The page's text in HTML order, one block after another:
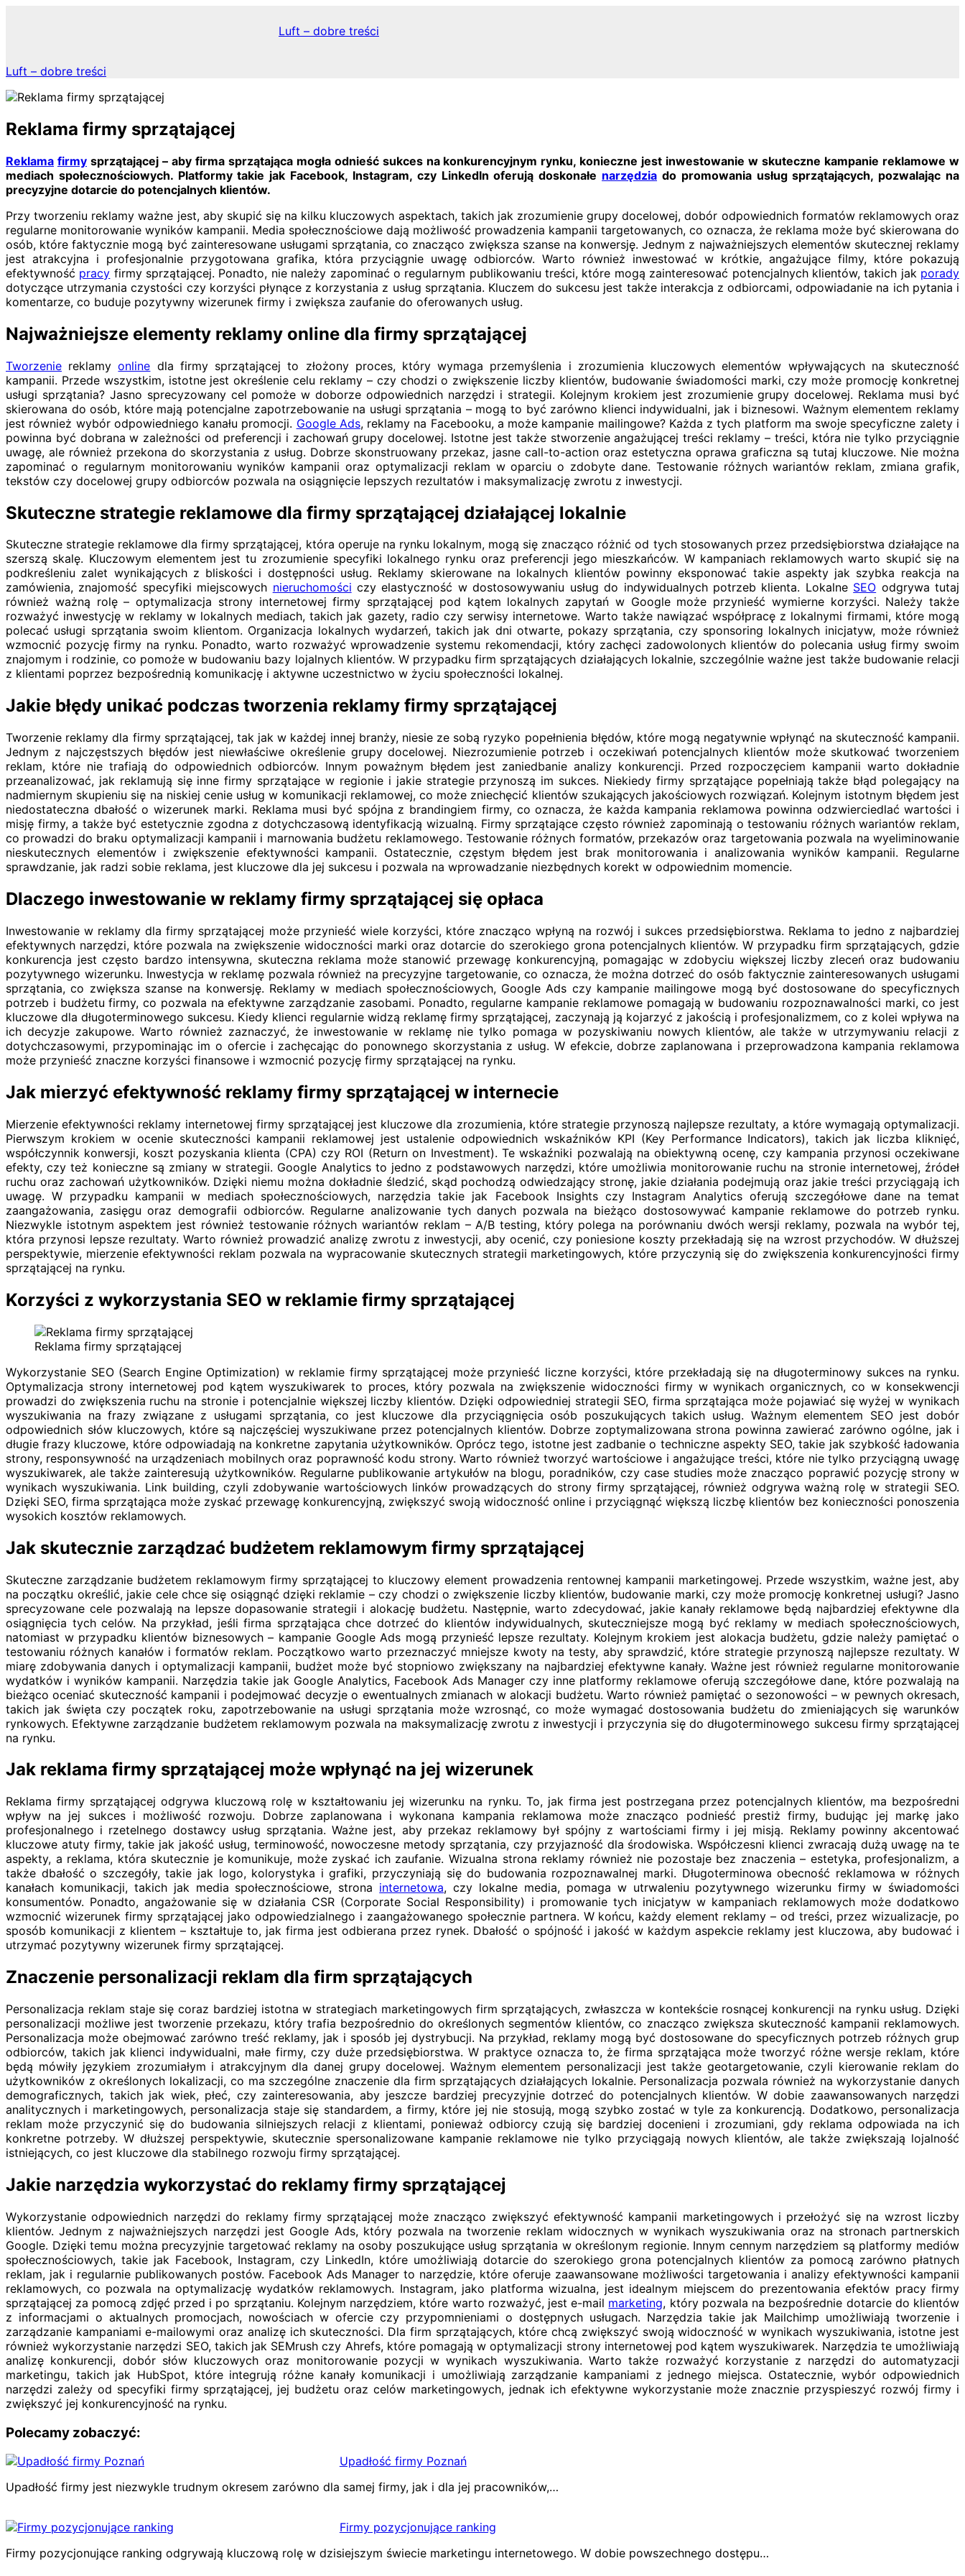
Luft – dobre treści
Luft – dobre treści
Reklama firmy sprzątającej
Reklama firmysprzątającej – aby firma sprzątająca mogła odnieść sukces na konkurencyjnym rynku, konieczne jest inwestowanie w skuteczne kampanie reklamowe w
mediach społecznościowych. Platformy takie jak Facebook, Instagram, czy LinkedIn oferują doskonałe narzędzia do promowania usług sprzątających, pozwalając na
precyzyjne dotarcie do potencjalnych klientów.
Przy tworzeniu reklamy ważne jest, aby skupić się na kilku kluczowych aspektach, takich jak zrozumienie grupy docelowej, dobór odpowiednich formatów reklamowych oraz
regularne monitorowanie wyników kampanii. Media społecznościowe dają możliwość prowadzenia kampanii targetowanych, co oznacza, że reklama może być skierowana do
osób, które faktycznie mogą być zainteresowane usługami sprzątania, co znacząco zwiększa szanse na konwersję. Jednym z najważniejszych elementów skutecznej reklamy
jest atrakcyjna i profesjonalnie przygotowana grafika, która przyciągnie uwagę odbiorców. Warto również inwestować w krótkie, angażujące filmy, które pokazują
efektywność pracy firmy sprzątającej. Ponadto, nie należy zapominać o regularnym publikowaniu treści, które mogą zainteresować potencjalnych klientów, takich jak porady
dotyczące utrzymania czystości czy korzyści płynące z korzystania z usług sprzątania. Kluczem do sukcesu jest także interakcja z odbiorcami, odpowiadanie na ich pytania i
komentarze, co buduje pozytywny wizerunek firmy i zwiększa zaufanie do oferowanych usług.
Najważniejsze elementy reklamy online dla firmy sprzątającej
Tworzenie reklamyonline dla firmy sprzątającej to złożony proces, który wymaga przemyślenia i zrozumienia kluczowych elementów wpływających na skuteczność
kampanii. Przede wszystkim, istotne jest określenie celu reklamy – czy chodzi o zwiększenie liczby klientów, budowanie świadomości marki, czy może promocję konkretnej
usługi sprzątania? Jasno sprecyzowany cel pomoże w doborze odpowiednich narzędzi i strategii. Kolejnym krokiem jest zrozumienie grupy docelowej. Reklama musi być
skierowana do osób, które mają potencjalne zapotrzebowanie na usługi sprzątania – mogą to być zarówno klienci indywidualni, jak i biznesowi. Ważnym elementem reklamy
jest również wybór odpowiedniego kanału promocji. Google Ads, reklamy na Facebooku, a może kampanie mailingowe? Każda z tych platform ma swoje specyficzne zalety i
powinna być dobrana w zależności od preferencji i zachowań grupy docelowej. Istotne jest także stworzenie angażującej treści reklamy – treści, która nie tylko przyciągnie
uwagę, ale również przekona do skorzystania z usług. Dobrze skonstruowany przekaz, jasne call-to-action oraz estetyczna oprawa graficzna są tutaj kluczowe. Nie można
zapominać o regularnym monitorowaniu wyników kampanii oraz optymalizacji reklam w oparciu o zdobyte dane. Testowanie różnych wariantów reklam, zmiana grafik,
tekstów czy docelowej grupy odbiorców pozwala na osiągnięcie lepszych rezultatów i maksymalizację zwrotu z inwestycji.
Skuteczne strategie reklamowe dla firmy sprzątającej działającej lokalnie
Skuteczne strategie reklamowe dla firmy sprzątającej, która operuje na rynku lokalnym, mogą się znacząco różnić od tych stosowanych przez przedsiębiorstwa działające na
szerszą skalę. Kluczowym elementem jest tu zrozumienie specyfiki lokalnego rynku oraz preferencji jego mieszkańców. W kampaniach reklamowych warto skupić się na
podkreśleniu zalet wynikających z bliskości i dostępności usług. Reklamy skierowane na lokalnych klientów powinny eksponować takie aspekty jak szybka reakcja na
zamówienia, znajomość specyfiki miejscowych nieruchomości czy elastyczność w dostosowywaniu usług do indywidualnych potrzeb klienta. Lokalne SEO odgrywa tutaj
również ważną rolę – optymalizacja strony internetowej firmy sprzątającej pod kątem lokalnych zapytań w Google może przynieść wymierne korzyści. Należy także
rozważyć inwestycję w reklamy w lokalnych mediach, takich jak gazety, radio czy serwisy internetowe. Warto także nawiązać współpracę z lokalnymi firmami, które mogą
polecać usługi sprzątania swoim klientom. Organizacja lokalnych wydarzeń, takich jak dni otwarte, pokazy sprzątania, czy sponsoring lokalnych inicjatyw, może również
wzmocnić pozycję firmy na rynku. Ponadto, warto rozważyć wprowadzenie systemu rekomendacji, który zachęci zadowolonych klientów do polecania usług firmy swoim
znajomym i rodzinie, co pomoże w budowaniu bazy lojalnych klientów. W przypadku firm sprzątających działających lokalnie, szczególnie ważne jest także budowanie relacji
z klientami poprzez bezpośrednią komunikację i aktywne uczestnictwo w życiu społeczności lokalnej.
Jakie błędy unikać podczas tworzenia reklamy firmy sprzątającej
Tworzenie reklamy dla firmy sprzątającej, tak jak w każdej innej branży, niesie ze sobą ryzyko popełnienia błędów, które mogą negatywnie wpłynąć na skuteczność kampanii.
Jednym z najczęstszych błędów jest niewłaściwe określenie grupy docelowej. Niezrozumienie potrzeb i oczekiwań potencjalnych klientów może skutkować tworzeniem
reklam, które nie trafiają do odpowiednich odbiorców. Innym poważnym błędem jest zaniedbanie analizy konkurencji. Przed rozpoczęciem kampanii warto dokładnie
przeanalizować, jak reklamują się inne firmy sprzątające w regionie i jakie strategie przynoszą im sukces. Niekiedy firmy sprzątające popełniają także błąd polegający na
nadmiernym skupieniu się na niskiej cenie usług w komunikacji reklamowej, co może zniechęcić klientów szukających jakościowych rozwiązań. Kolejnym istotnym błędem jest
niedostateczna dbałość o wizerunek marki. Reklama musi być spójna z brandingiem firmy, co oznacza, że każda kampania reklamowa powinna odzwierciedlać wartości i
misję firmy, a także być estetycznie zgodna z dotychczasową identyfikacją wizualną. Firmy sprzątające często również zapominają o testowaniu różnych wariantów reklam,
co prowadzi do braku optymalizacji kampanii i marnowania budżetu reklamowego. Testowanie różnych formatów, przekazów oraz targetowania pozwala na wyeliminowanie
nieskutecznych elementów i zwiększenie efektywności kampanii. Ostatecznie, częstym błędem jest brak monitorowania i analizowania wyników kampanii. Regularne
sprawdzanie, jak radzi sobie reklama, jest kluczowe dla jej sukcesu i pozwala na wprowadzanie niezbędnych korekt w odpowiednim momencie.
Dlaczego inwestowanie w reklamy firmy sprzątającej się opłaca
Inwestowanie w reklamy dla firmy sprzątającej może przynieść wiele korzyści, które znacząco wpłyną na rozwój i sukces przedsiębiorstwa. Reklama to jedno z najbardziej
efektywnych narzędzi, które pozwala na zwiększenie widoczności marki oraz dotarcie do szerokiego grona potencjalnych klientów. W przypadku firm sprzątających, gdzie
konkurencja jest często bardzo intensywna, skuteczna reklama może stanowić przewagę konkurencyjną, pomagając w zdobyciu większej liczby zleceń oraz budowaniu
pozytywnego wizerunku. Inwestycja w reklamę pozwala również na precyzyjne targetowanie, co oznacza, że można dotrzeć do osób faktycznie zainteresowanych usługami
sprzątania, co zwiększa szanse na konwersję. Reklamy w mediach społecznościowych, Google Ads czy kampanie mailingowe mogą być dostosowane do specyficznych
potrzeb i budżetu firmy, co pozwala na efektywne zarządzanie zasobami. Ponadto, regularne kampanie reklamowe pomagają w budowaniu rozpoznawalności marki, co jest
kluczowe dla długoterminowego sukcesu. Kiedy klienci regularnie widzą reklamę firmy sprzątającej, zaczynają ją kojarzyć z jakością i profesjonalizmem, co z kolei wpływa na
ich decyzje zakupowe. Warto również zaznaczyć, że inwestowanie w reklamę nie tylko pomaga w pozyskiwaniu nowych klientów, ale także w utrzymywaniu relacji z
dotychczasowymi, przypominając im o ofercie i zachęcając do ponownego skorzystania z usług. W efekcie, dobrze zaplanowana i przeprowadzona kampania reklamowa
może przynieść znaczne korzyści finansowe i wzmocnić pozycję firmy sprzątającej na rynku.
Jak mierzyć efektywność reklamy firmy sprzątającej w internecie
Mierzenie efektywności reklamy internetowej firmy sprzątającej jest kluczowe dla zrozumienia, które strategie przynoszą najlepsze rezultaty, a które wymagają optymalizacji.
Pierwszym krokiem w ocenie skuteczności kampanii reklamowej jest ustalenie odpowiednich wskaźników KPI (Key Performance Indicators), takich jak liczba kliknięć,
współczynnik konwersji, koszt pozyskania klienta (CPA) czy ROI (Return on Investment). Te wskaźniki pozwalają na obiektywną ocenę, czy kampania przynosi oczekiwane
efekty, czy też konieczne są zmiany w strategii. Google Analytics to jedno z podstawowych narzędzi, które umożliwia monitorowanie ruchu na stronie internetowej, źródeł
ruchu oraz zachowań użytkowników. Dzięki niemu można dokładnie śledzić, skąd pochodzą odwiedzający stronę, jakie działania podejmują oraz jakie treści przyciągają ich
uwagę. W przypadku kampanii w mediach społecznościowych, narzędzia takie jak Facebook Insights czy Instagram Analytics oferują szczegółowe dane na temat
zaangażowania, zasięgu oraz demografii odbiorców. Regularne analizowanie tych danych pozwala na bieżąco dostosowywać kampanie reklamowe do potrzeb rynku.
Niezwykle istotnym aspektem jest również testowanie różnych wariantów reklam – A/B testing, który polega na porównaniu dwóch wersji reklamy, pozwala na wybór tej,
która przynosi lepsze rezultaty. Warto również prowadzić analizę zwrotu z inwestycji, aby ocenić, czy poniesione koszty przekładają się na wzrost przychodów. W dłuższej
perspektywie, mierzenie efektywności reklam pozwala na wypracowanie skutecznych strategii marketingowych, które przyczynią się do zwiększenia konkurencyjności firmy
sprzątającej na rynku.
Korzyści z wykorzystania SEO w reklamie firmy sprzątającej
Reklama firmy sprzątającej
Wykorzystanie SEO (Search Engine Optimization) w reklamie firmy sprzątającej może przynieść liczne korzyści, które przekładają się na długoterminowy sukces na rynku.
Optymalizacja strony internetowej pod kątem wyszukiwarek to proces, który pozwala na zwiększenie widoczności firmy w wynikach organicznych, co w konsekwencji
prowadzi do zwiększenia ruchu na stronie i potencjalnie większej liczby klientów. Dzięki odpowiedniej strategii SEO, firma sprzątająca może pojawiać się wyżej w wynikach
wyszukiwania na frazy związane z usługami sprzątania, co jest kluczowe dla przyciągnięcia osób poszukujących takich usług. Ważnym elementem SEO jest dobór
odpowiednich słów kluczowych, które są najczęściej wyszukiwane przez potencjalnych klientów. Dobrze zoptymalizowana strona powinna zawierać zarówno ogólne, jak i
długie frazy kluczowe, które odpowiadają na konkretne zapytania użytkowników. Oprócz tego, istotne jest zadbanie o techniczne aspekty SEO, takie jak szybkość ładowania
strony, responsywność na urządzeniach mobilnych oraz poprawność kodu strony. Warto również tworzyć wartościowe i angażujące treści, które nie tylko przyciągną uwagę
wyszukiwarek, ale także zainteresują użytkowników. Regularne publikowanie artykułów na blogu, poradników, czy case studies może znacząco poprawić pozycję strony w
wynikach wyszukiwania. Link building, czyli zdobywanie wartościowych linków prowadzących do strony firmy sprzątającej, również odgrywa ważną rolę w strategii SEO.
Dzięki SEO, firma sprzątająca może zyskać przewagę konkurencyjną, zwiększyć swoją widoczność online i przyciągnąć większą liczbę klientów bez konieczności ponoszenia
wysokich kosztów reklamowych.
Jak skutecznie zarządzać budżetem reklamowym firmy sprzątającej
Skuteczne zarządzanie budżetem reklamowym firmy sprzątającej to kluczowy element prowadzenia rentownej kampanii marketingowej. Przede wszystkim, ważne jest, aby
na początku określić, jakie cele chce się osiągnąć dzięki reklamie – czy chodzi o zwiększenie liczby klientów, budowanie marki, czy może promocję konkretnej usługi? Jasno
sprecyzowane cele pozwalają na lepsze dopasowanie strategii i alokację budżetu. Następnie, warto zdecydować, jakie kanały reklamowe będą najbardziej efektywne dla
osiągnięcia tych celów. Na przykład, jeśli firma sprzątająca chce dotrzeć do klientów indywidualnych, skuteczniejsze mogą być reklamy w mediach społecznościowych,
natomiast w przypadku klientów biznesowych – kampanie Google Ads mogą przynieść lepsze rezultaty. Kolejnym krokiem jest alokacja budżetu, gdzie należy pamiętać o
testowaniu różnych kanałów i formatów reklam. Początkowo warto przeznaczyć mniejsze kwoty na testy, aby sprawdzić, które strategie przynoszą najlepsze rezultaty. W
miarę zdobywania danych i optymalizacji kampanii, budżet może być stopniowo zwiększany na najbardziej efektywne kanały. Ważne jest również regularne monitorowanie
wydatków i wyników kampanii. Narzędzia takie jak Google Analytics, Facebook Ads Manager czy inne platformy reklamowe oferują szczegółowe dane, które pozwalają na
bieżąco oceniać skuteczność kampanii i podejmować decyzje o ewentualnych zmianach w alokacji budżetu. Warto również pamiętać o sezonowości – w pewnych okresach,
takich jak święta czy początek roku, zapotrzebowanie na usługi sprzątania może wzrosnąć, co może wymagać dostosowania budżetu do zmieniających się warunków
rynkowych. Efektywne zarządzanie budżetem reklamowym pozwala na maksymalizację zwrotu z inwestycji i przyczynia się do długoterminowego sukcesu firmy sprzątającej
na rynku.
Jak reklama firmy sprzątającej może wpłynąć na jej wizerunek
Reklama firmy sprzątającej odgrywa kluczową rolę w kształtowaniu jej wizerunku na rynku. To, jak firma jest postrzegana przez potencjalnych klientów, ma bezpośredni
wpływ na jej sukces i możliwość rozwoju. Dobrze zaplanowana i wykonana kampania reklamowa może znacząco podnieść prestiż firmy, budując jej markę jako
profesjonalnego i rzetelnego dostawcy usług sprzątania. Ważne jest, aby przekaz reklamowy był spójny z wartościami firmy i jej misją. Reklamy powinny akcentować
kluczowe atuty firmy, takie jak jakość usług, terminowość, nowoczesne metody sprzątania, czy przyjazność dla środowiska. Współczesni klienci zwracają dużą uwagę na te
aspekty, a reklama, która skutecznie je komunikuje, może zyskać ich zaufanie. Wizualna strona reklamy również nie pozostaje bez znaczenia – estetyka, profesjonalizm, a
także dbałość o szczegóły, takie jak logo, kolorystyka i grafiki, przyczyniają się do budowania rozpoznawalnej marki. Długoterminowa obecność reklamowa w różnych
kanałach komunikacji, takich jak media społecznościowe, strona internetowa, czy lokalne media, pomaga w utrwaleniu pozytywnego wizerunku firmy w świadomości
konsumentów. Ponadto, angażowanie się w działania CSR (Corporate Social Responsibility) i promowanie tych inicjatyw w kampaniach reklamowych może dodatkowo
wzmocnić wizerunek firmy sprzątającej jako odpowiedzialnego i zaangażowanego społecznie partnera. W końcu, każdy element reklamy – od treści, przez wizualizacje, po
sposób komunikacji z klientem – kształtuje to, jak firma jest odbierana przez rynek. Dbałość o spójność i jakość w każdym aspekcie reklamy jest kluczowa, aby budować i
utrzymać pozytywny wizerunek firmy sprzątającej.
Znaczenie personalizacji reklam dla firm sprzątających
Personalizacja reklam staje się coraz bardziej istotna w strategiach marketingowych firm sprzątających, zwłaszcza w kontekście rosnącej konkurencji na rynku usług. Dzięki
personalizacji możliwe jest tworzenie przekazu, który trafia bezpośrednio do określonych segmentów klientów, co znacząco zwiększa skuteczność kampanii reklamowych.
Personalizacja może obejmować zarówno treść reklamy, jak i sposób jej dystrybucji. Na przykład, reklamy mogą być dostosowane do specyficznych potrzeb różnych grup
odbiorców, takich jak klienci indywidualni, małe firmy, czy duże przedsiębiorstwa. W praktyce oznacza to, że firma sprzątająca może tworzyć różne wersje reklam, które
będą mówiły językiem zrozumiałym i atrakcyjnym dla danej grupy docelowej. Ważnym elementem personalizacji jest także geotargetowanie, czyli kierowanie reklam do
użytkowników z określonych lokalizacji, co ma szczególne znaczenie dla firm sprzątających działających lokalnie. Personalizacja pozwala również na wykorzystanie danych
demograficznych, takich jak wiek, płeć, czy zainteresowania, aby jeszcze bardziej precyzyjnie dotrzeć do potencjalnych klientów. W dobie zaawansowanych narzędzi
analitycznych i marketingowych, personalizacja staje się standardem, a firmy, które jej nie stosują, mogą szybko zostać w tyle za konkurencją. Dodatkowo, personalizacja
reklam może przyczynić się do budowania silniejszych relacji z klientami, ponieważ odbiorcy czują się bardziej docenieni i zrozumiani, gdy reklama odpowiada na ich
konkretne potrzeby. W dłuższej perspektywie, skutecznie spersonalizowane kampanie reklamowe nie tylko przyciągają nowych klientów, ale także zwiększają lojalność
istniejących, co jest kluczowe dla stabilnego rozwoju firmy sprzątającej.
Jakie narzędzia wykorzystać do reklamy firmy sprzątającej
Wykorzystanie odpowiednich narzędzi do reklamy firmy sprzątającej może znacząco zwiększyć efektywność kampanii marketingowych i przełożyć się na wzrost liczby
klientów. Jednym z najważniejszych narzędzi jest Google Ads, który pozwala na tworzenie reklam widocznych w wynikach wyszukiwania oraz na stronach partnerskich
Google. Dzięki temu można precyzyjnie targetować reklamy na osoby poszukujące usług sprzątania w określonym regionie. Innym cennym narzędziem są platformy mediów
społecznościowych, takie jak Facebook, Instagram, czy LinkedIn, które umożliwiają dotarcie do szerokiego grona potencjalnych klientów za pomocą zarówno płatnych
reklam, jak i regularnie publikowanych postów. Facebook Ads Manager to narzędzie, które oferuje zaawansowane możliwości targetowania i analizy efektywności kampanii
reklamowych, co pozwala na optymalizację wydatków reklamowych. Instagram, jako platforma wizualna, jest idealnym miejscem do prezentowania efektów pracy firmy
sprzątającej za pomocą zdjęć przed i po sprzątaniu. Kolejnym narzędziem, które warto rozważyć, jest e-mail marketing, który pozwala na bezpośrednie dotarcie do klientów
z informacjami o aktualnych promocjach, nowościach w ofercie czy przypomnieniami o dostępnych usługach. Narzędzia takie jak Mailchimp umożliwiają tworzenie i
zarządzanie kampaniami e-mailowymi oraz analizę ich skuteczności. Dla firm sprzątających, które chcą zwiększyć swoją widoczność w wynikach wyszukiwania, istotne jest
również wykorzystanie narzędzi SEO, takich jak SEMrush czy Ahrefs, które pomagają w optymalizacji strony internetowej pod kątem wyszukiwarek. Narzędzia te umożliwiają
analizę konkurencji, dobór słów kluczowych oraz monitorowanie pozycji w wynikach wyszukiwania. Warto także rozważyć korzystanie z narzędzi do automatyzacji
marketingu, takich jak HubSpot, które integrują różne kanały komunikacji i umożliwiają zarządzanie kampaniami z jednego miejsca. Ostatecznie, wybór odpowiednich
narzędzi zależy od specyfiki firmy sprzątającej, jej budżetu oraz celów marketingowych, jednak ich efektywne wykorzystanie może znacznie przyspieszyć rozwój firmy i
zwiększyć jej konkurencyjność na rynku.
Polecamy zobaczyć:
Upadłość firmy Poznań
Upadłość firmy jest niezwykle trudnym okresem zarówno dla samej firmy, jak i dla jej pracowników,…
Firmy pozycjonujące ranking
Firmy pozycjonujące ranking odgrywają kluczową rolę w dzisiejszym świecie marketingu internetowego. W dobie powszechnego dostępu…